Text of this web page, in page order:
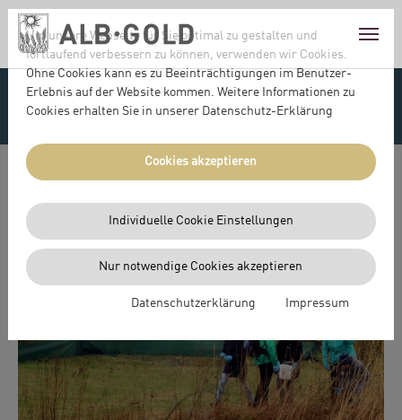
Um unsere Webseite für Sie optimal zu gestalten und
fortlaufend verbessern zu können, verwenden wir Cookies.
Ohne Cookies kann es zu Beeinträchtigungen im Benutzer-
Erlebnis auf der Website kommen. Weitere Informationen zu
Cookies erhalten Sie in unserer Datenschutz-Erklärung
Cookies akzeptieren
Individuelle Cookie Einstellungen
Nur notwendige Cookies akzeptieren
Datenschutzerklärung Impressum
Skip to main content
Skip to page footer
UNTERNEHMEN
GEMEINSAM FÜR
NATURSCHUTZ